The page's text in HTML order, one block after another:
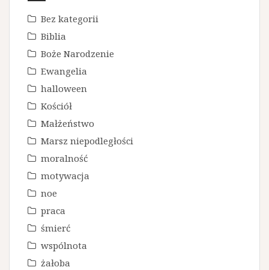
Bez kategorii
Biblia
Boże Narodzenie
Ewangelia
halloween
Kościół
Małżeństwo
Marsz niepodległości
moralność
motywacja
noe
praca
śmierć
wspólnota
żałoba